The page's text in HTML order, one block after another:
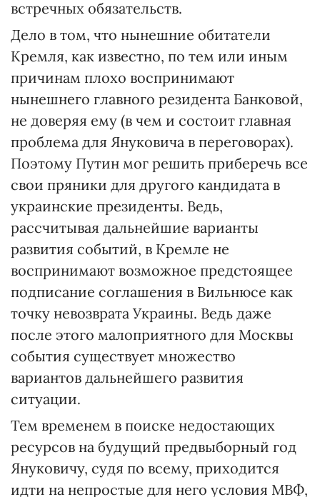
встречных обязательств.
Дело в том, что нынешние обитатели
Кремля, как известно, по тем или иным
причинам плохо воспринимают
нынешнего главного резидента Банковой,
не доверяя ему (в чем и состоит главная
проблема для Януковича в переговорах).
Поэтому Путин мог решить приберечь все
свои пряники для другого кандидата в
украинские президенты. Ведь,
рассчитывая дальнейшие варианты
развития событий, в Кремле не
воспринимают возможное предстоящее
подписание соглашения в Вильнюсе как
точку невозврата Украины. Ведь даже
после этого малоприятного для Москвы
события существует множество
вариантов дальнейшего развития
ситуации.
Тем временем в поиске недостающих
ресурсов на будущий предвыборный год
Януковичу, судя по всему, приходится
идти на непростые для него условия МВФ,